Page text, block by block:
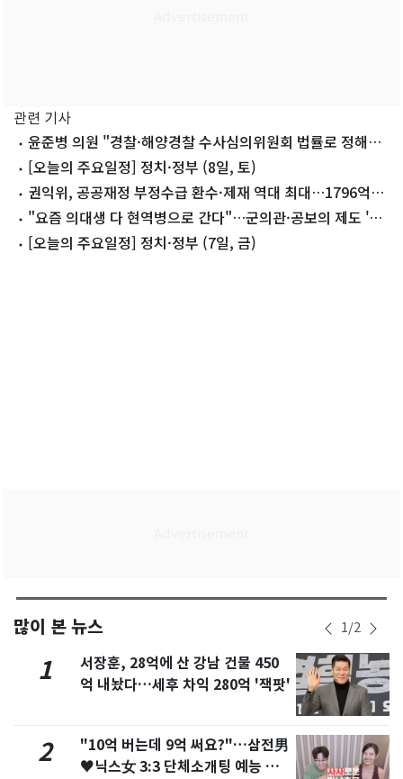
관련 기사
윤준병 의원 "경찰·해양경찰 수사심의위원회 법률로 정해
야"[오늘의 주요일정] 정치·정부 (8일, 토)
권익위, 공공재정 부정수급 환수·제재 역대 최대…1796억
부과"요즘 의대생 다 현역병으로 간다"…군의관·공보의 제도 '빨
간불'
[오늘의 주요일정] 정치·정부 (7일, 금)
많이 본 뉴스 1/2
1
서장훈, 28억에 산 강남 건물 450
억 내놨다…세후 차익 280억 '잭팟'
2
"10억 버는데 9억 써요?"…삼전男
♥닉스女 3:3 단체소개팅 예능 화